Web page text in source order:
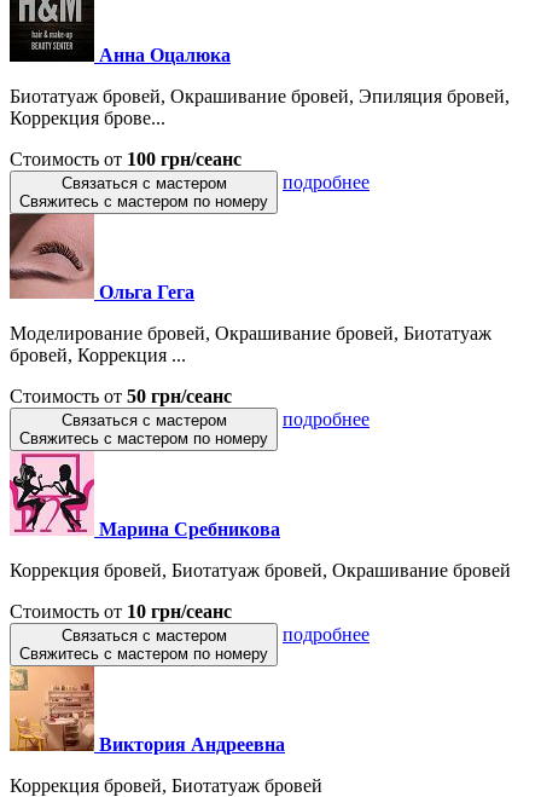
Анна Оцалюка
Биотатуаж бровей, Окрашивание бровей, Эпиляция бровей,
Коррекция брове...
Стоимость от 100 грн/сеанс
Связаться с мастером
Свяжитесь с мастером по номеру
подробнее
Ольга Гега
Моделирование бровей, Окрашивание бровей, Биотатуаж
бровей, Коррекция ...
Стоимость от 50 грн/сеанс
Связаться с мастером
Свяжитесь с мастером по номеру
подробнее
Марина Сребникова
Коррекция бровей, Биотатуаж бровей, Окрашивание бровей
Стоимость от 10 грн/сеанс
Связаться с мастером
Свяжитесь с мастером по номеру
подробнее
Виктория Андреевна
Коррекция бровей, Биотатуаж бровей